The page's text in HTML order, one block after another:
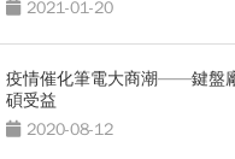
2021-01-20
疫情催化筆電大商潮——鍵盤
碩受益
2020-08-12